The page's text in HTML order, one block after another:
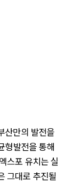
산만의 발전을
형발전을 통해
스포 유치는 실
그대로 추진될